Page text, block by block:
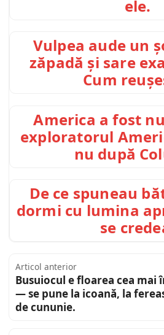
ele.
Vulpea aude un
zăpadă și sare
Cum
America a fost
exploratorul
nu după
De ce spuneau
dormi cu lumina
se
Articol anterior
Busuiocul e floarea cea
— se pune la icoană, la
de cununie.